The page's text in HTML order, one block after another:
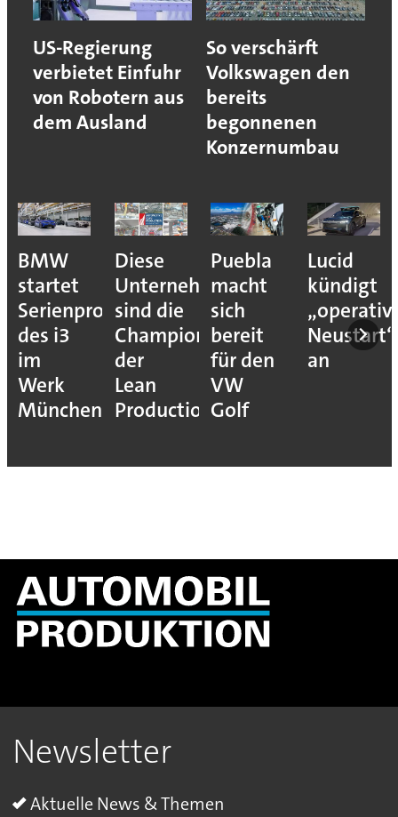
US-Regierung
verbietet Einfuhr
von Robotern aus
dem Ausland
So verschärft
Volkswagen den
bereits
begonnenen
Konzernumbau
BMW
startet
Serienproduktion
des i3
im
Werk
München
Diese
Unternehmen
sind die
Champions
der
Lean
Production
Puebla
macht
sich
bereit
für den
VW
Golf
Lucid
kündigt
Neustart“
an
Newsletter
Aktuelle News & Themen